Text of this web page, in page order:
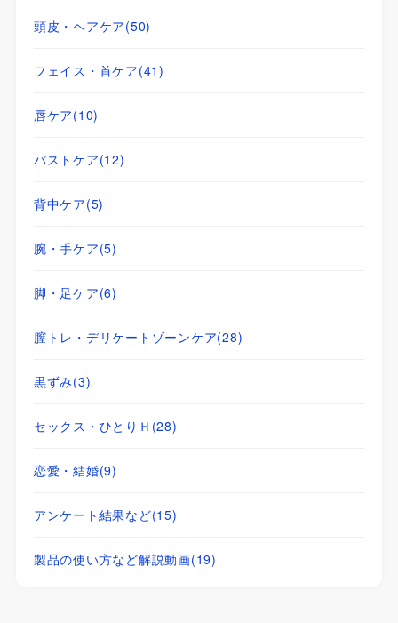
頭皮・ヘアケア(50)
フェイス・首ケア(41)
唇ケア(10)
バストケア(12)
背中ケア(5)
腕・手ケア(5)
脚・足ケア(6)
膣トレ・デリケートゾーンケア(28)
黒ずみ(3)
セックス・ひとりＨ (28)
恋愛・結婚(9)
アンケート結果など(15)
製品の使い方など解説動画(19)